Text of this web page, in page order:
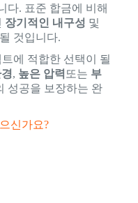
다. 표준 합금에 비해
장기적인 내구성 및
것입니다.
에 적합한 선택이 될
, 높은 압력 또는 부
성공을 보장하는 완
신가요?